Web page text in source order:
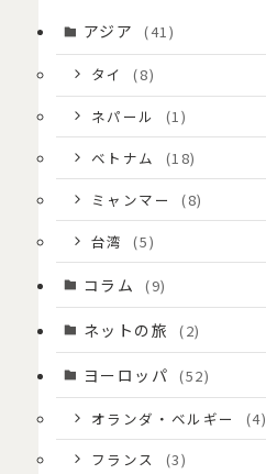
アジア (41)
タイ
(8)
ネパール
(1)
ベトナム
(18)
ミャンマー
(8)
台湾
(5)
コラム (9)
ネットの旅 (2)
ヨーロッパ (52)
オランダ・ベルギー
(4)
フランス
(3)